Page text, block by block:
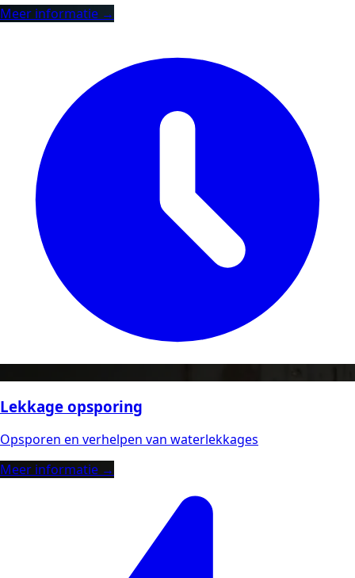
Meer informatie →
Lekkage opsporing
Opsporen en verhelpen van waterlekkages
Meer informatie →